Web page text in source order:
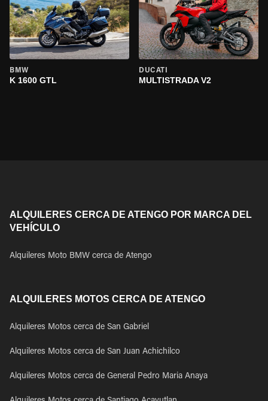
BMW
K 1600 GTL
DUCATI
MULTISTRADA V2
ALQUILERES CERCA DE ATENGO POR MARCA DEL
VEHÍCULO
Alquileres Moto BMW cerca de Atengo
ALQUILERES MOTOS CERCA DE ATENGO
Alquileres Motos cerca de San Gabriel
Alquileres Motos cerca de San Juan Achichilco
Alquileres Motos cerca de General Pedro Maria Anaya